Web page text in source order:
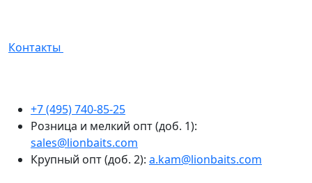
Контакты
+7 (495) 740-85-25
Розница и мелкий опт (доб. 1):
sales@lionbaits.com
Крупный опт (доб. 2): a.kam@lionbaits.com